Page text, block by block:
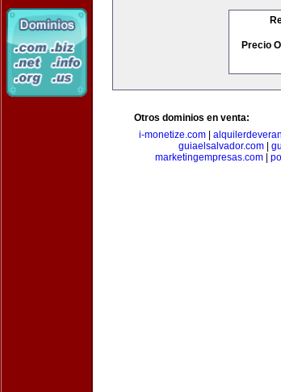
Precio
Otros dominios en venta:
i-monetize.com
guiaelsalvador.com|
marketingempresas.com